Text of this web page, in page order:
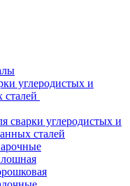
углеродистых и
сталей
сварки углеродистых и
сталей